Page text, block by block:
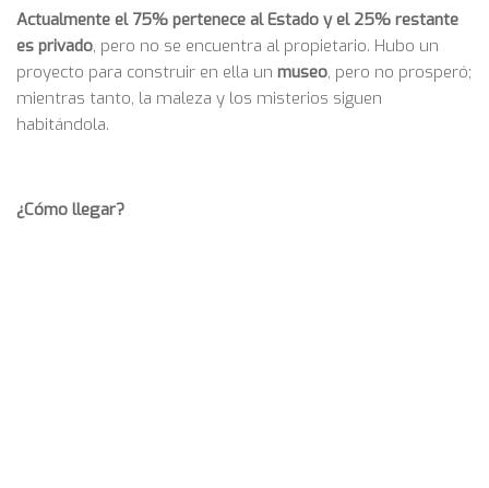
Actualmente el 75% pertenece al Estado y el 25% restante
es privado, pero no se encuentra al propietario. Hubo un
proyecto para construir en ella un museo, pero no prosperó;
mientras tanto, la maleza y los misterios siguen
habitándola.
¿Cómo llegar?